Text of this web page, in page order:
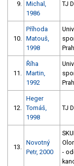
9. Michal,
1986
TJ
10.
Příhoda
Matouš,
1998
11.
Říha
Martin,
1992
12.
Heger
Tomáš,
1998
TJ
13.
Novotný
Petr, 2000
-